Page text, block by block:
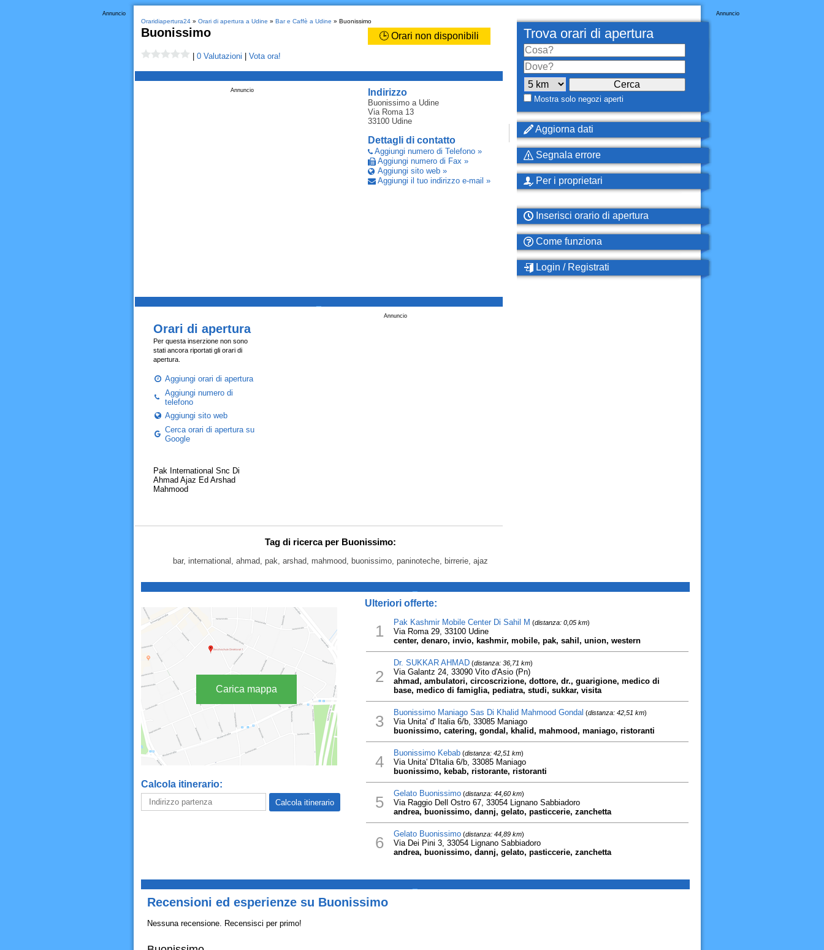
Annuncio
Oraridiapertura24» Orari di apertura a Udine » Bar e Caffè a Udine » Buonissimo
Buonissimo 🕒 Orari non disponibili
0 Valutazioni Vota ora!
Indirizzo
Buonissimoa Udine
Via Roma 13
33100 Udine
Dettagli di contatto
Aggiungi numero di Telefono »
Aggiungi numero di Fax »
Aggiungi sito web »
Aggiungi il tuo indirizzo e-mail »
Annuncio
Annuncio
Orari di apertura
Per questa inserzione non sono
stati ancora riportati gli orari di
apertura.
Aggiungi orari di apertura
Aggiungi numero di
telefono
Aggiungi sito web
Cerca orari di apertura su
Google
Pak International Snc Di
Ahmad Ajaz Ed Arshad
Mahmood
Tag di ricerca per Buonissimo:
bar, international, ahmad, pak, arshad, mahmood, buonissimo, paninoteche, birrerie, ajaz
Annuncio
Trova orari di apertura
Mostra solo negozi aperti
Aggiorna dati
Segnala errore
Per i proprietari
Inserisci orario di apertura
Come funziona
Login / Registrati
Carica mappa
Calcola itinerario:
Ulteriori offerte:
1 Pak Kashmir Mobile Center Di Sahil M (distanza: 0,05 km)
Via Roma 29, 33100 Udine
center, denaro, invio, kashmir, mobile, pak, sahil, union, western
2
Dr. SUKKAR AHMAD(distanza: 36,71 km)
Via Galantz 24, 33090 Vito d'Asio (Pn)
ahmad, ambulatori, circoscrizione, dottore, dr., guarigione, medico di
base, medico di famiglia, pediatra, studi, sukkar, visita
3 Buonissimo Maniago Sas Di Khalid Mahmood Gondal (distanza: 42,51 km)
Via Unita' d' Italia 6/b, 33085 Maniago
buonissimo, catering, gondal, khalid, mahmood, maniago, ristoranti
4 Buonissimo Kebab(distanza: 42,51 km)
Via Unita' D'Italia 6/b, 33085 Maniago
buonissimo, kebab, ristorante, ristoranti
5 Gelato Buonissimo(distanza: 44,60 km)
Via Raggio Dell Ostro 67, 33054 Lignano Sabbiadoro
andrea, buonissimo, dannj, gelato, pasticcerie, zanchetta
6 Gelato Buonissimo(distanza: 44,89 km)
Via Dei Pini 3, 33054 Lignano Sabbiadoro
andrea, buonissimo, dannj, gelato, pasticcerie, zanchetta
Recensioni ed esperienze su Buonissimo
Nessuna recensione. Recensisci per primo!